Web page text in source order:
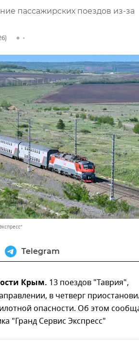
пассажирских поездов из-за
Telegram
Крым. 13 поездов "Таврия",
в четверг
опасности. Об этом
"Гранд Сервис Экспресс"